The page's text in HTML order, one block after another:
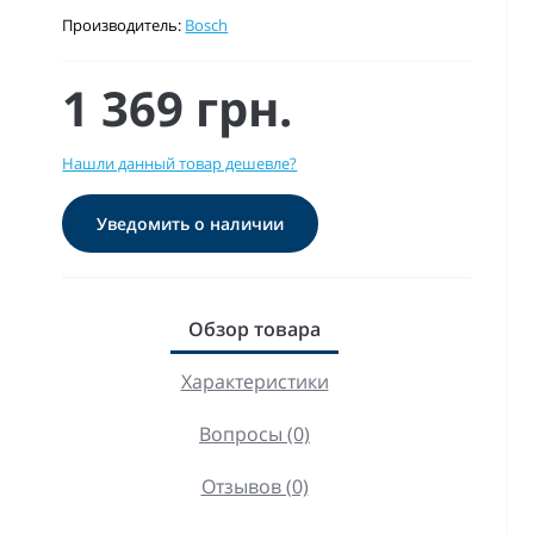
Производитель: Bosch
1 369 грн.
Нашли данный товар дешевле?
Уведомить о наличии
Обзор товара
Характеристики
Вопросы (0)
Отзывов (0)